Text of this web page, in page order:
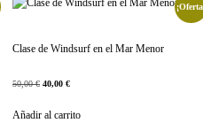
Clase de Windsurf en el Mar Menor
50,00€ 40,00 €
Añadir al carrito